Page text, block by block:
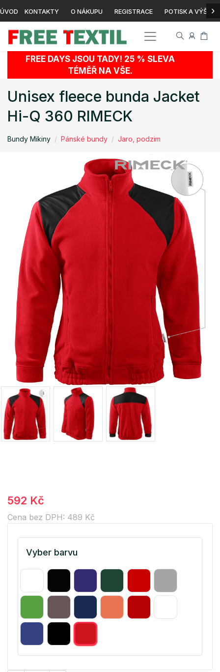
ÚVOD KONTAKTY O NÁKUPU REGISTRACE POTISK A ›
FREE DAYS JSOU TADY! 25 % SLEVA
TÉMĚŘ NA VŠE.
Unisex fleece bunda Jacket
Hi-Q 360 RIMECK
Bundy Mikiny Pánské bundy Jaro, podzim
592 Kč
Cena bez DPH: 489 Kč
Vyber barvu